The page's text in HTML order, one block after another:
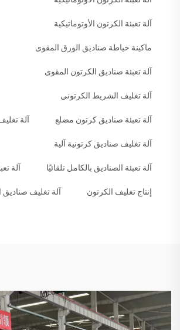
آلة تعبئة الكرتون الأوتوماتيكية
ماكينة خياطة صناديق الورق المقوى
آلة تعبئة صناديق الكرتون المقوى
آلة تغليف الشريط الكرتوني
آلة تعبئة صناديق كرتون مضلع آلة
آلة تغليف صناديق كرتونية آلية
آلة تعبئة الصناديق بالكامل تلقائيًا آلة
إنتاج تغليف الكرتون آلة تغليف صناديق